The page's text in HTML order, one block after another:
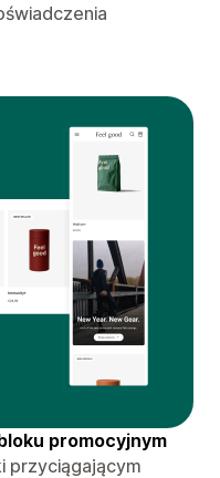
promocyjnym
przyciągającym